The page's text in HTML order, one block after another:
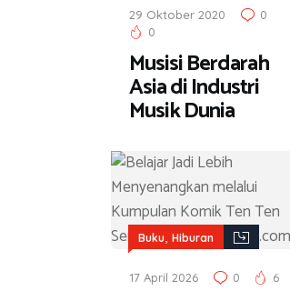
29 Oktober 2020
0
0
Musisi Berdarah
Asia di Industri
Musik Dunia
Buku, Hiburan
17 April 2026 0 6